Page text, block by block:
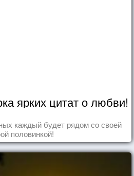
ярких цитат о любви!
каждый будет рядом со своей
половинкой!